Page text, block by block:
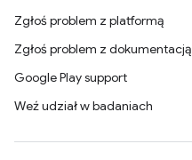
Zgłoś problem z platformą
Zgłoś problem z dokumentacją
Google Play support
Weź udział w badaniach